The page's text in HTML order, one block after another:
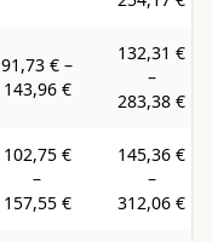
91,73 € –
143,96 €
132,31 €
–
283,38 €
102,75 €
–
157,55 €
145,36 €
–
312,06 €